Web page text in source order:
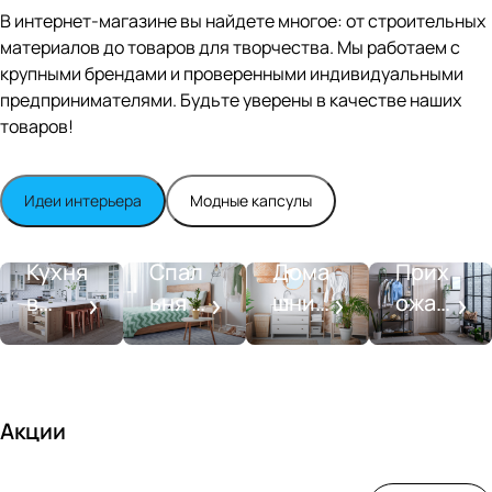
n
Whit
e
satin
В интернет-магазине вы найдете многое: от строительных
материалов до товаров для творчества. Мы работаем с
крупными брендами и проверенными индивидуальными
предпринимателями. Будьте уверены в качестве наших
товаров!
Идеи интерьера Модные капсулы
Кухня
в
стиле
Спал
ьня в
совре
Дома
шний
SPA-
Прих
ожая
со
Акции